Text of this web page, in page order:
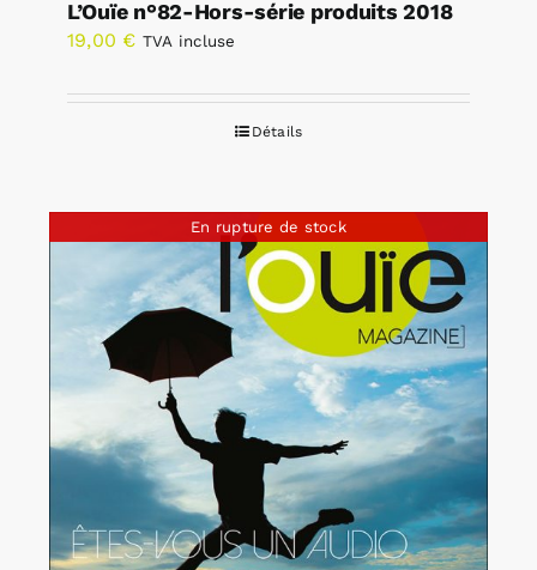
L’Ouïe n°82-Hors-série produits 2018
19,00 € TVA incluse
Détails
En rupture de stock